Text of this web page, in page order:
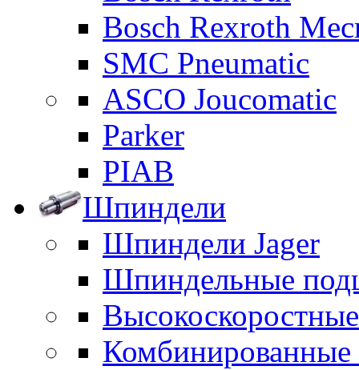
Bosch Rexroth
SMC Pneumatic
ASCO Joucomatic
Parker
PIAB
Шпиндели
Шпиндели Jager
Шпиндельные